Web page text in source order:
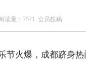
读量：7571 会员投稿
节火爆，成都跻身热